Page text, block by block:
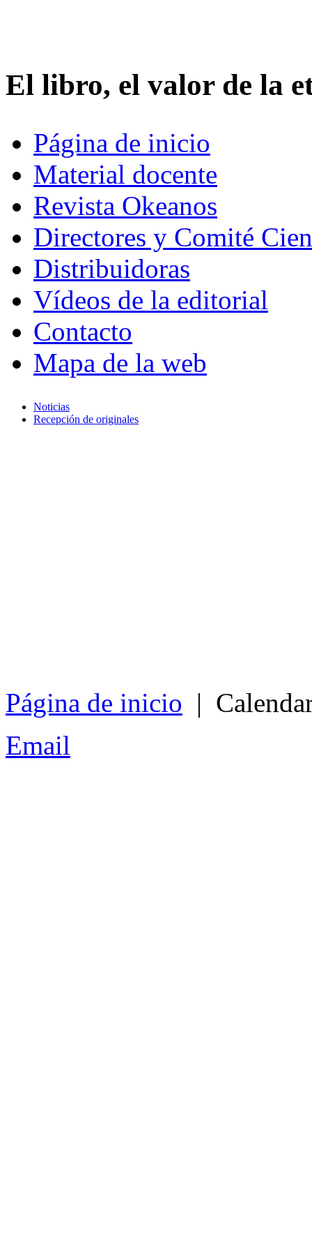
El libro, el valor de la
Página de inicio
Material docente
Revista Okeanos
Directores y Comité
Distribuidoras
Vídeos de la editorial
Contacto
Mapa de la web
Noticias
Recepción de originales
Página de inicio |
Email